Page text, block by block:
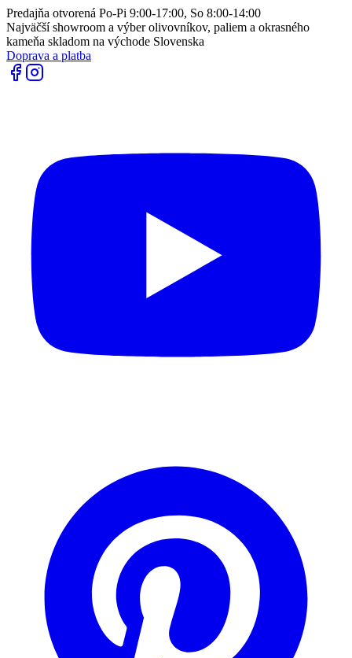
Predajňa otvorená Po-Pi 9:00-17:00, So 8:00-14:00
Najväčší showroom a výber olivovníkov, paliem a okrasného
kameňa skladom na východe Slovenska
Doprava a platba